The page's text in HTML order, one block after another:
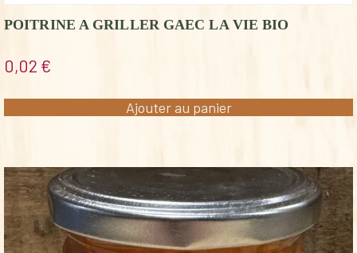
POITRINE A GRILLER GAEC LA VIE BIO
0,02 €
Ajouter au panier